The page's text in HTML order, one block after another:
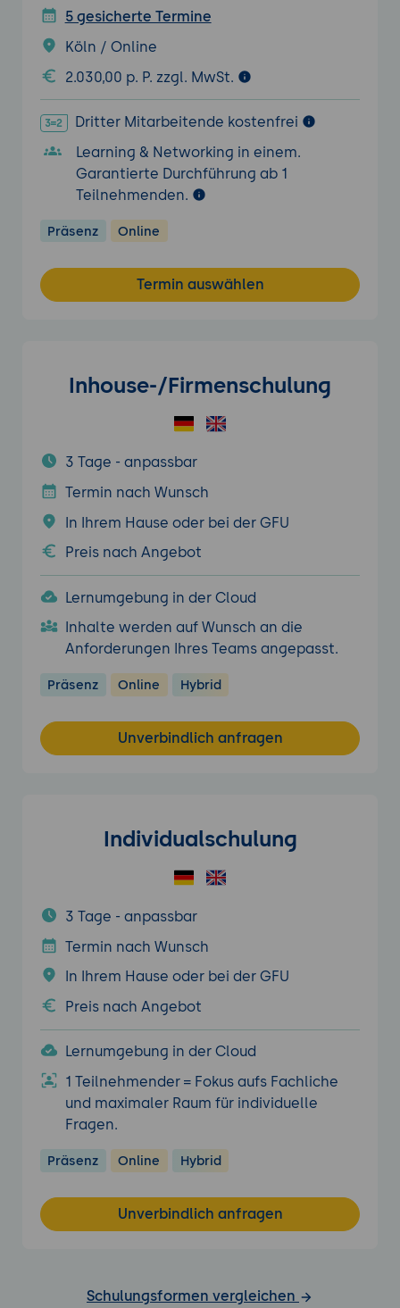
5 gesicherte Termine
Köln / Online
2.030,00 p. P. zzgl. MwSt.
Dritter Mitarbeitende kostenfrei
Learning & Networking in einem.
Garantierte Durchführung ab 1
Teilnehmenden.
Präsenz Online
Termin auswählen
Inhouse-/Firmenschulung
3 Tage - anpassbar
Termin nach Wunsch
In Ihrem Hause oder bei der GFU
Preis nach Angebot
Lernumgebung in der Cloud
Inhalte werden auf Wunsch an die
Anforderungen Ihres Teams angepasst.
Präsenz Online Hybrid
Unverbindlich anfragen
Individualschulung
3 Tage - anpassbar
Termin nach Wunsch
In Ihrem Hause oder bei der GFU
Preis nach Angebot
Lernumgebung in der Cloud
1 Teilnehmender = Fokus aufs Fachliche
und maximaler Raum für individuelle
Fragen.
Präsenz Online Hybrid
Unverbindlich anfragen
Schulungsformen vergleichen